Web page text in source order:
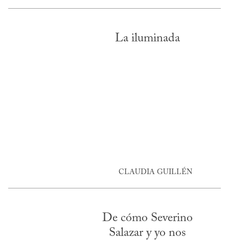
La iluminada
CLAUDIA GUILLÉN
De cómo Severino
Salazar y yo nos